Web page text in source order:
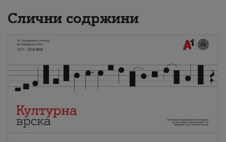
Слични содржини